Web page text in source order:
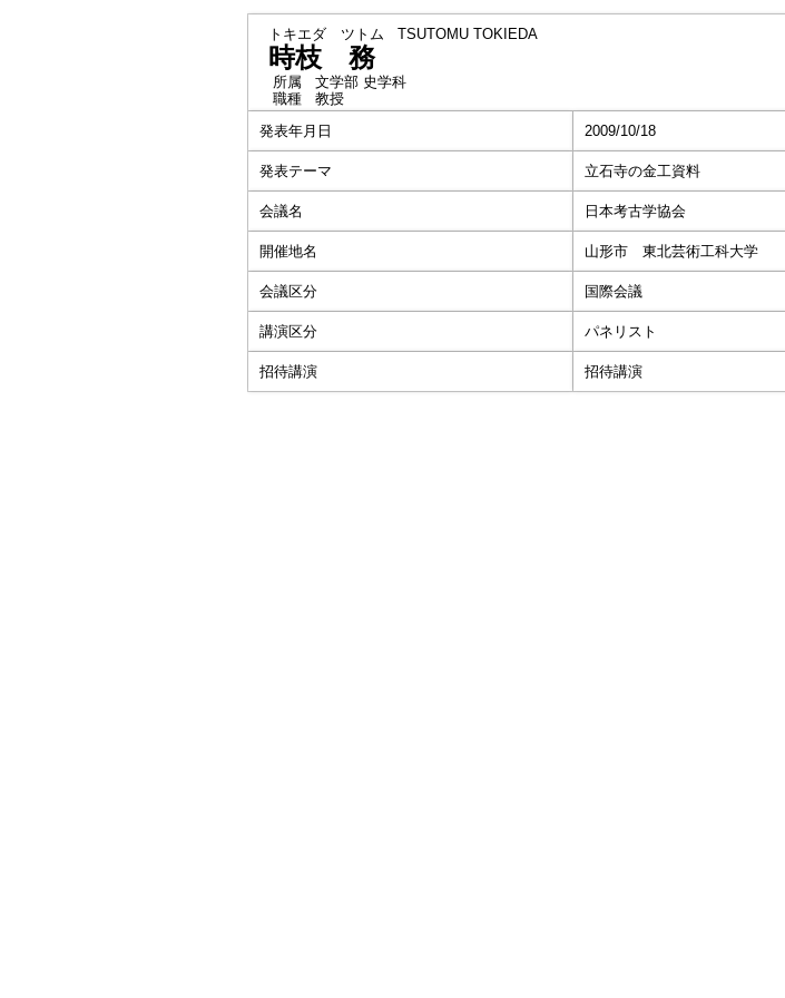
トキエダ ツトム TSUTOMU TOKIEDA
時枝 務
所属
文学部 史学科
職種
教授
発表年月日
2009/10/18
発表テーマ 立石寺の金工資料
会議名 日本考古学協会
開催地名 山形市 東北芸術工科大学
会議区分 国際会議
講演区分 パネリスト
招待講演 招待講演